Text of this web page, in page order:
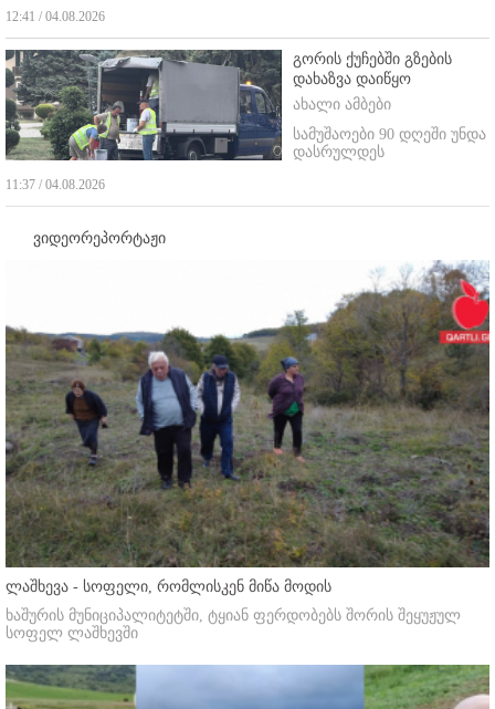
12:41 / 04.08.2026
გორის ქუჩებში გზების
დახაზვა დაიწყო
ახალი ამბები
სამუშაოები 90 დღეში უნდა
დასრულდეს
11:37 / 04.08.2026
ვიდეორეპორტაჟი
ლაშხევა - სოფელი, რომლისკენ მიწა მოდის
ხაშურის მუნიციპალიტეტში, ტყიან ფერდობებს შორის შეყუჟულ
სოფელ ლაშხევში